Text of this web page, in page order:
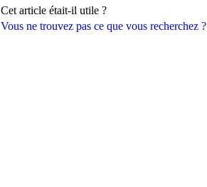
Vous ne trouvez pas ce que vous recherchez ?
Cet article était-il utile ?